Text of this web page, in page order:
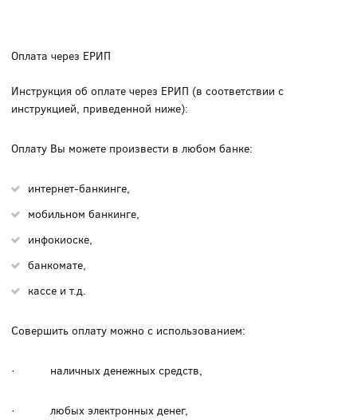
Оплата через ЕРИП
Инструкция об оплате через ЕРИП (в соответствии с
инструкцией, приведенной ниже):
Оплату Вы можете произвести в любом банке:
интернет-банкинге,
мобильном банкинге,
инфокиоске,
банкомате,
кассе и т.д.
Совершить оплату можно с использованием:
· наличных денежных средств,
· любых электронных денег,